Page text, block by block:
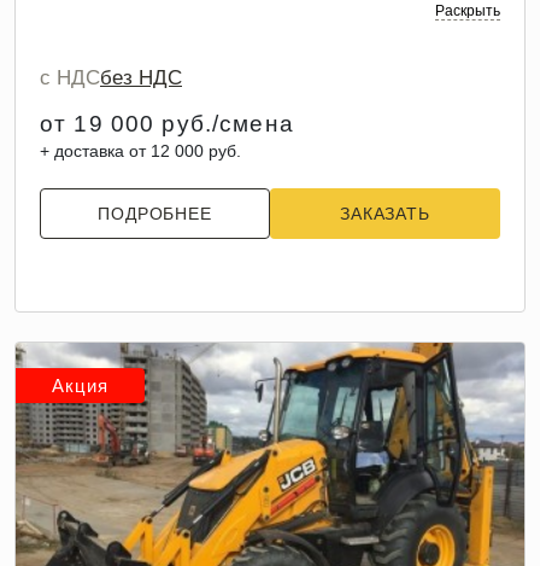
Раскрыть
с НДСбез НДС
от 19 000 руб./смена
+ доставка от 12 000 руб.
ПОДРОБНЕЕ ЗАКАЗАТЬ
Акция